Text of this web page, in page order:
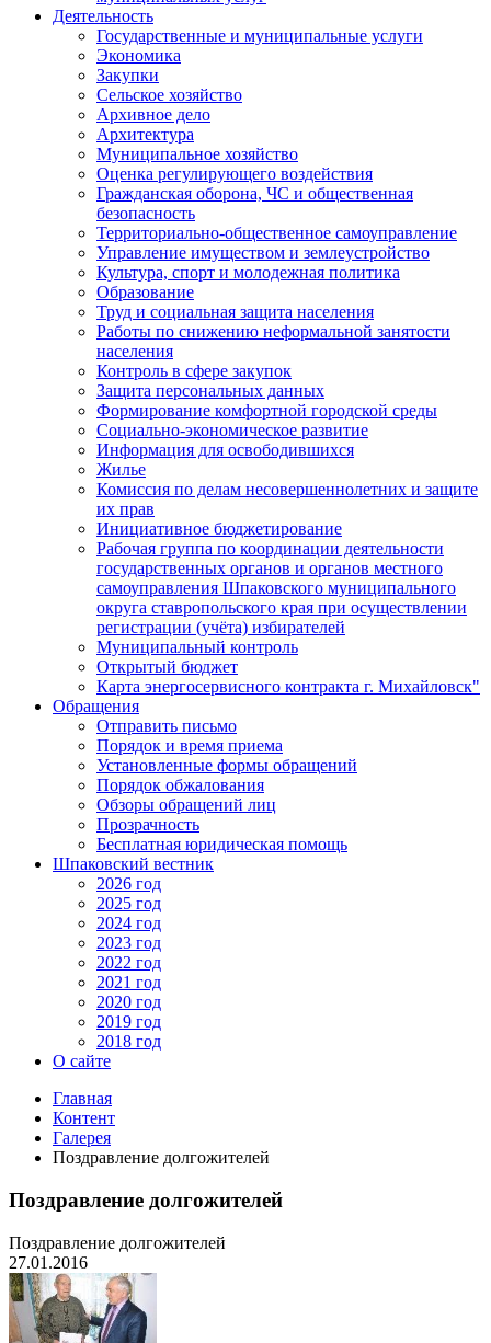
Деятельность
Государственные и муниципальные услуги
Экономика
Закупки
Сельское хозяйство
Архивное дело
Архитектура
Муниципальное хозяйство
Оценка регулирующего воздействия
Гражданская оборона, ЧС и общественная
безопасность
Территориально-общественное самоуправление
Управление имуществом и землеустройство
Культура, спорт и молодежная политика
Образование
Труд и социальная защита населения
Работы по снижению неформальной занятости
населения
Контроль в сфере закупок
Защита персональных данных
Формирование комфортной городской среды
Социально-экономическое развитие
Информация для освободившихся
Жилье
Комиссия по делам несовершеннолетних и защите
их прав
Инициативное бюджетирование
Рабочая группа по координации деятельности
государственных органов и органов местного
самоуправления Шпаковского муниципального
округа ставропольского края при осуществлении
регистрации (учёта) избирателей
Муниципальный контроль
Открытый бюджет
Карта энергосервисного контракта г. Михайловск"
Обращения
Отправить письмо
Порядок и время приема
Установленные формы обращений
Порядок обжалования
Обзоры обращений лиц
Прозрачность
Бесплатная юридическая помощь
Шпаковский вестник
2026 год
2025 год
2024 год
2023 год
2022 год
2021 год
2020 год
2019 год
2018 год
О сайте
Главная
Контент
Галерея
Поздравление долгожителей
Поздравление долгожителей
Поздравление долгожителей
27.01.2016